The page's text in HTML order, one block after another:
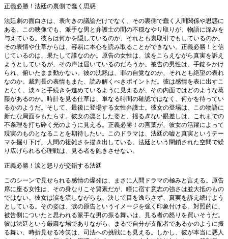
正義必勝！法廷の裏側で蠢く思惑
法廷劇の面白さは、表向きの議論だけでなく、その裏側で蠢く人間関係や思惑に
ある。この映像でも、派手な男と弁護士の間の不穏なやり取りが、物語に深みを
与えている。彼らは何かを隠しているのか、それとも裏取引でもしているのか。
その表情や仕草からは、容易に本心を読み取ることができない。正義必勝！と信
じているのは、果たして誰なのか。原告の女性は、涙をこらえながら真実を訴え
ようとしているが、その声は届いているのだろうか。被告の男性は、手錠をかけ
られ、俯いたまま動かない。彼の沈黙は、罪の自覚なのか、それとも絶望の表れ
なのか。裁判長の表情もまた、読み解くべきポイントだ。彼は感情を表に出すこ
となく、淡々と手続きを進めているように見えるが、その内面ではどのような葛
藤があるのか。時計を見る仕草は、単なる時間の確認ではなく、何かを待ってい
るかのようだ。そして、最後に登場する女性弁護士。彼女の登場は、この物語に
新たな局面をもたらす。彼女の凛とした姿と、揺るぎない眼差しは、これまでの
不条理を打ち砕く光のように見える。正義必勝！の言葉が、彼女の活躍によって
現実のものとなることを期待したい。このドラマは、法廷の嘘と真実というテー
マを掘り下げ、人間の複雑さを描き出している。法廷という閉鎖された空間で繰
り広げられる心理戦は、見る者を飽きさせない。
正義必勝！涙と怒りが交錯する法廷
このシーンで見せられる感情の爆発は、まさに人間ドラマの極みと言える。原告
席に座る女性は、その身なりこそ質素だが、瞳に宿す意志の強さは並大抵のもの
ではない。彼女は涙を流しながらも、決して目を逸らさず、真実を訴え続けよう
としている。その姿は、涙の原告というイメージを強く印象付ける。対照的に、
被告側についたと思われる派手な男の振る舞いは、見る者の怒りを買いそうだ。
彼は法廷という厳粛な場でありながら、まるで自分が支配者であるかのように振
る舞い、時折見せる冷笑は、司法への挑戦にも見える。しかし、彼が本当に悪人